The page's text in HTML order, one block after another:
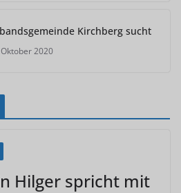
Kirchberg sucht
2020
Hilger spricht mit